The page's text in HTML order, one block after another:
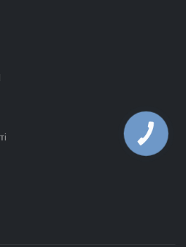
КНОПКА
ЗВ'ЯЗКУ